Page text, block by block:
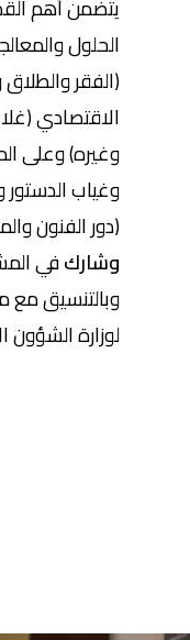
يتضمن أهم
الحلول
(الفقر
الاقتصادي
وغيره) وعلى
وغياب
(دور الفنون
وشاركفي
وبالتنسيق مع
لوزارة الشؤون